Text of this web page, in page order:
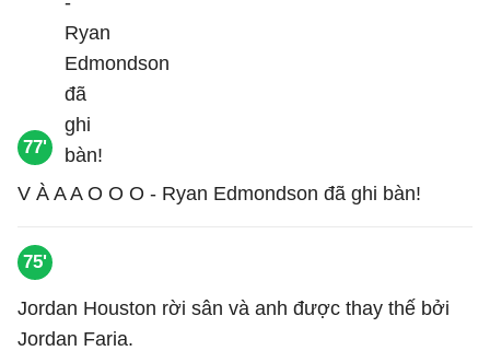
77'
V À A A O O O - Ryan Edmondson đã ghi bàn!
75'
Jordan Houston rời sân và anh được thay thế bởi
Jordan Faria.